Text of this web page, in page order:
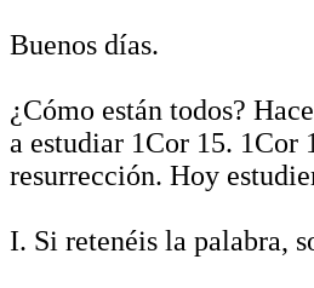
Buenos días.
¿Cómo están todos?
a estudiar 1Cor 15. 1Cor
resurrección. Hoy
I. Si retenéis la palabra,